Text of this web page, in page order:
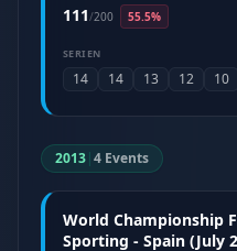
111/200 55.5%
SERIEN
14 14 13 12 10
2013|4 Events
World Championship
Sporting - Spain (July